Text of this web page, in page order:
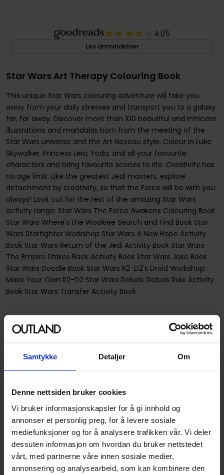
Samtykke Detaljer Om
Denne nettsiden bruker cookies
Vi bruker informasjonskapsler for å gi innhold og
annonser et personlig preg, for å levere sosiale
mediefunksjoner og for å analysere trafikken vår. Vi deler
dessuten informasjon om hvordan du bruker nettstedet
vårt, med partnerne våre innen sosiale medier,
annonsering og analysearbeid, som kan kombinere den
4.1/5
Les anmeldelser
Star Wars Art Therapy Colouring Book
This unique Star Wars colouring adventure will take you
away from your daily stresses and transport you to a galaxy
far, far away. Discover more than 100 beautiful and intricate
illustrations and mandalas born from the meeting of the
Star Wars universe and the Art Noveau style. Colour in Luke
Skywalker, Princess Leia, Yoda, and all your favourite
characters and bring favourite scenes to life. Creativity has
no age limit. Like the greatest Jedi masters, explore
detachment by creativity, so that the Force will be with you
always! Look out for the rest of the amazing Star Wars
activity range: Star Wars The Force Awakens Colouring Book
Star Wars Where's the Wookiee Search and Find Book Star
Wars Starfighter Workshop Star Wars A New Hope Activity
Book Star Wars Return of the Jedi Activity Book Star Wars
The Empire Strikes Back Activity Book Star Wars Joke Book
Star Wars Doodle Book Star Wars R2-D2's Droid Workshop:
Make Your Own R2-D2 Star Wars Rebels: Rebels Rule Activity
Book Star Wars Transfer Activity Book
Spesifikasjoner
Vekt (Kg) :
0.637000
Star Wars Colouring Books
Forfattere
Lucasfilm
Sjanger
Fargeleggingsbøker
Antall Sider
128